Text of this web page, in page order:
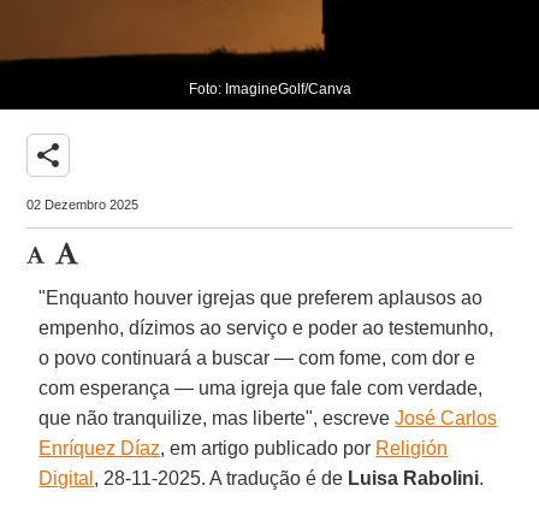
Foto: ImagineGolf/Canva
share
02 Dezembro 2025
"Enquanto houver igrejas que preferem aplausos ao
empenho, dízimos ao serviço e poder ao testemunho,
o povo continuará a buscar — com fome, com dor e
com esperança — uma igreja que fale com verdade,
que não tranquilize, mas liberte", escreveJosé Carlos
Enríquez Díaz, em artigo publicado por Religión
Digital , 28-11-2025. A tradução é de Luisa Rabolini.